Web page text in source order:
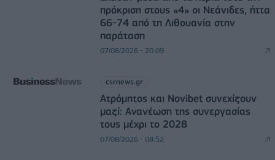
πρόκριση στους «4» οι Νεάνιδες, ήττα
66-74 από τη Λιθουανία στην
παράταση
07/08/2026 - 20:09
csrnews.gr
Ατρόμητος και Novibet συνεχίζουν
μαζί: Ανανέωση της συνεργασίας
τους μέχρι το 2028
07/08/2026 - 08:52